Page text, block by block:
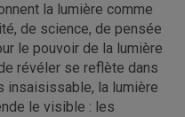
la lumière comme
de science, de pensée
le pouvoir de la lumière
révéler se reflète dans
insaisissable, la lumière
le visible : les